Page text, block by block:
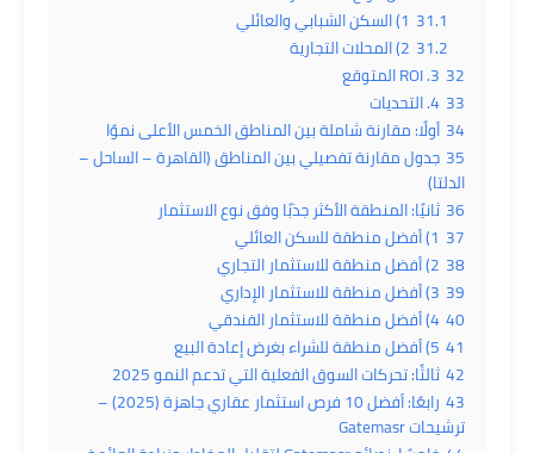
31.1 1) السكن الشبابي والعائلي
31.2 2) المحلات التجارية
32 3. ROI المتوقع
33 4. التحديات
34 أولًا: مقارنة شاملة بين المناطق الخمس الأعلى نموًا
35 جدول مقارنة تفصيلي بين المناطق (القاهرة – الساحل –
الدلتا)
36 ثانيًا: المنطقة الأكثر جذبًا وفق نوع الاستثمار
37 1) أفضل منطقة للسكن العائلي
38 2) أفضل منطقة للاستثمار التجاري
39 3) أفضل منطقة للاستثمار الإداري
40 4) أفضل منطقة للاستثمار الفندقي
41 5) أفضل منطقة للشراء بغرض إعادة البيع
42ثالثًا: تحركات السوق الفعلية التي تدعم النمو 2025
43
رابعًا: أفضل 10 فرص استثمار عقاري جاهزة (2025) –
ترشيحات Gatemasr